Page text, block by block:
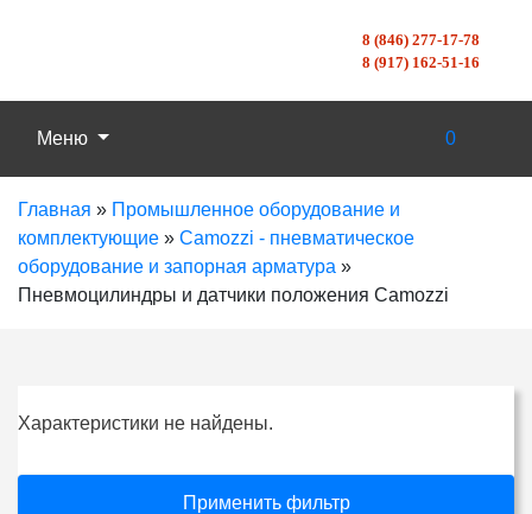
8 (846) 277-17-78
8 (917) 162-51-16
Меню 0
Главная » Промышленное оборудование и
комплектующие » Camozzi - пневматическое
оборудование и запорная арматура »
Пневмоцилиндры и датчики положения Camozzi
Характеристики не найдены.
Применить фильтр